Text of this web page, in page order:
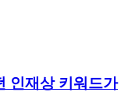
인재상 키워드가